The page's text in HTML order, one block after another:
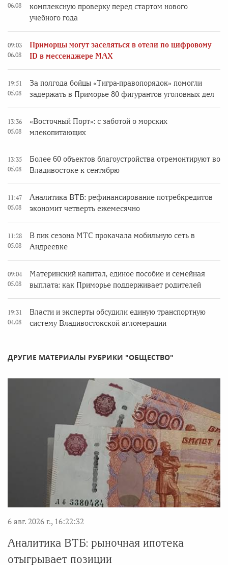
06.08
комплексную проверку перед стартом нового
учебного года
09:03
06.08
Приморцы могут заселяться в отели по цифровому
ID в мессенджере MAX
19:51
05.08
За полгода бойцы «Тигра-правопорядок» помогли
задержать в Приморье 80 фигурантов уголовных дел
13:36
05.08
«Восточный Порт»: с заботой о морских
млекопитающих
13:35
05.08
Более 60 объектов благоустройства отремонтируют во
Владивостоке к сентябрю
11:47
05.08
Аналитика ВТБ: рефинансирование потребкредитов
экономит четверть ежемесячно
11:28
05.08
В пик сезона МТС прокачала мобильную сеть в
Андреевке
09:04
05.08
Материнский капитал, единое пособие и семейная
выплата: как Приморье поддерживает родителей
19:31
04.08
Власти и эксперты обсудили единую транспортную
систему Владивостокской агломерации
ДРУГИЕ МАТЕРИАЛЫ РУБРИКИ "ОБЩЕСТВО"
6 авг. 2026 г., 16:22:32
Аналитика ВТБ: рыночная ипотека
отыгрывает позиции